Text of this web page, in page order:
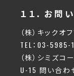
１１．お問
（株）キックオ
TEL：03-5985-
（株）シミズコ
U-15 問い合わ